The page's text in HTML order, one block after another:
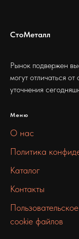
СтоМеталл
Рынок подвержен
могут отличаться
уточнения
Меню
О нас
Политика
Каталог
Контакты
cookie файлов